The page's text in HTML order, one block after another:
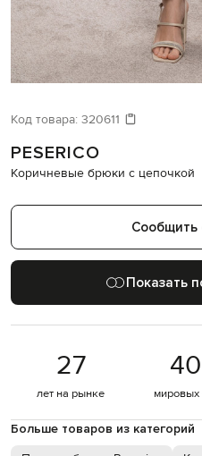
Давайте подберем что-то еще
Похожие товары
Код товара: 320611
PESERICO
Коричневые брюки с цепочкой
Сообщить
Показать
27
лет на рынке
Больше товаров из категорий